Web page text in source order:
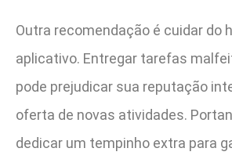
Outra recomendação é cuidar do
aplicativo. Entregar tarefas
pode prejudicar sua reputação
oferta de novas atividades.
dedicar um tempinho extra para